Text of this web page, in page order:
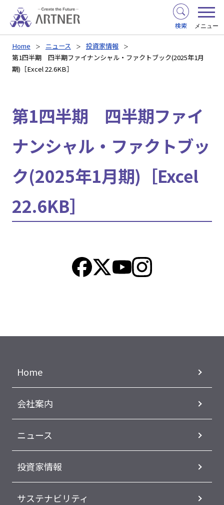
検索 メニュー
Home ニュース
投資家情報
第1四半期 四半期ファイナンシャル・ファクトブック(2025年1月
期)［Excel 22.6KB］
第1四半期 四半期ファイ
ナンシャル・ファクトブッ
ク(2025年1月期)［Excel
22.6KB］
Home
会社案内
ニュース
投資家情報
サステナビリティ